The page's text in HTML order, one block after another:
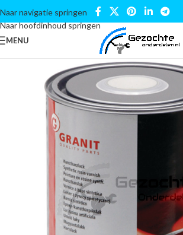
Naar navigatie springen
Naar hoofdinhoud springen
MENU